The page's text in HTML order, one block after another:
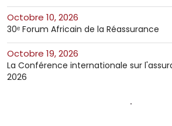
octobre 10, 2026
30ᵉ Forum Africain de la Réassurance
octobre 19, 2026
La Conférence internationale sur
2026